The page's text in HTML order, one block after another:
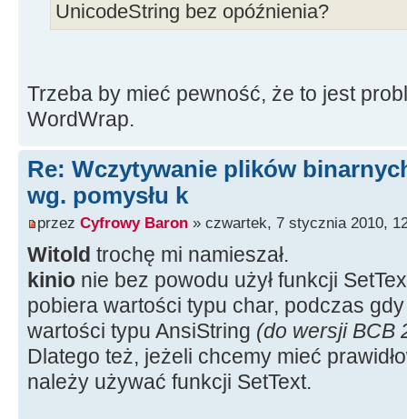
UnicodeString bez opóźnienia?
Trzeba by mieć pewność, że to jest
WordWrap.
Re: Wczytywanie plików
wg. pomysłu k
przez Cyfrowy Baron » czwartek, 7 stycznia 2010,
Witold trochę mi namieszał.
kinio nie bez powodu użył funkcji
pobiera wartości typu char, podczas
wartości typu AnsiString (do wersji BCB
Dlatego też, jeżeli chcemy mieć
należy używać funkcji SetText.